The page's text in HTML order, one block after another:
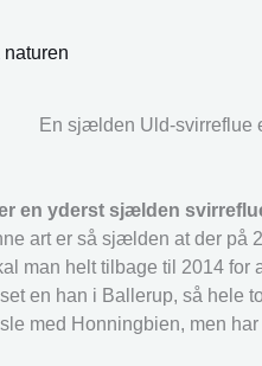
naturen
En sjælden Uld-svirreflue
en yderst sjælden
art er så sjælden at der på
man helt tilbage til 2014
en han i Ballerup, så hele
med Honningbien, men